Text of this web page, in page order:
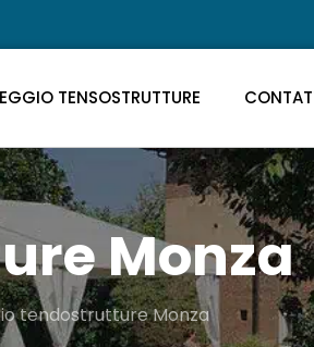
TENSOSTRUTTURE
Monza
tendostrutture Monza